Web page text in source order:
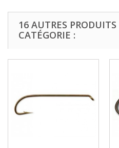
16 AUTRES
CATÉGORIE :